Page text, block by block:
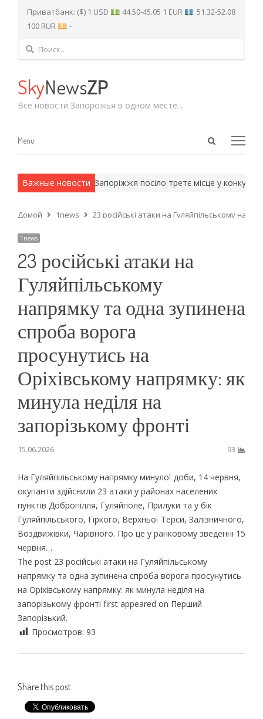
Приватбанк: ($) 1 USD : 44.50-45.05 1 EUR
: 51.32-52.08
100 RUR
: -
Найти:
SkyNewsZP
Все новости Запорожья в одном месте...
Open
Menu
Menu
Важные новости
методы. Запоріжжя посіло третє місце у конкурсі
Домой 1news 23 російські атаки на Гуляйпільському
1news
23 російські атаки на
Гуляйпільському
напрямку та одна зупинена
спроба ворога
просунутись на
Оріхівському напрямку: як
минула неділя на
запорізькому фронті
15.06.2026 93
На Гуляйпільському напрямку минулої доби, 14 червня,
окупанти здійснили 23 атаки у районах населених
пунктів Добропілля, Гуляйполе, Прилуки та у бік
Гуляйпільського, Гіркого, Верхньої Терси, Залізничного,
Воздвижівки, Чарівного. Про це у ранковому зведенні 15
червня…
The post 23 російські атаки на Гуляйпільському
напрямку та одна зупинена спроба ворога просунутись
на Оріхівському напрямку: як минула неділя на
запорізькому фронті first appeared on Перший
Запорізький.
Просмотров: 93
Share this post